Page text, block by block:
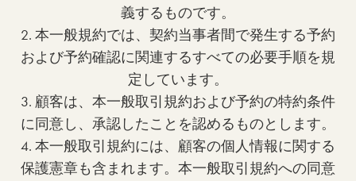
義するものです。
2. 本一般規約では、契約当事者間で発生する予約
および予約確認に関連するすべての必要手順を規
定しています。
3. 顧客は、本一般取引規約および予約の特約条件
に同意し、承認したことを認めるものとします。
4. 本一般取引規約には、顧客の個人情報に関する
保護憲章も含まれます。本一般取引規約への同意